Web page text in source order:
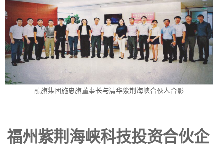
融旗集团施忠旗董事⻓与清华紫荆海峡合伙⼈合影
福州紫荆海峡科技投资合伙企